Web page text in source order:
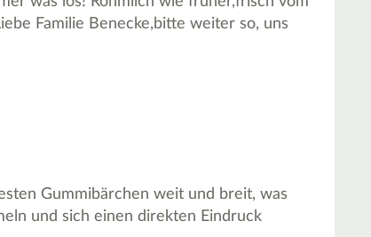
Familie Benecke,bitte weiter so, uns
Gummibärchen weit und breit, was
und sich einen direkten Eindruck